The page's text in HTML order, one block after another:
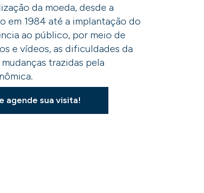
da moeda, desde a
em 1984 até a implantação do
ao público, por meio de
e vídeos, as dificuldades da
trazidas pela
agende sua visita!